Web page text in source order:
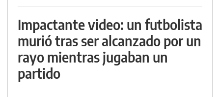
Impactante video: un futbolista
murió tras ser alcanzado por un
rayo mientras jugaban un
partido